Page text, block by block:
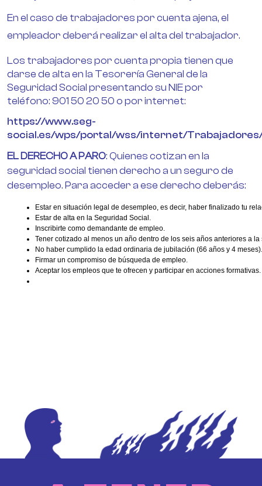
En el caso de trabajadores por cuenta ajena, el
empleador deberá realizar el alta del trabajador.
Los trabajadores por cuenta propia tienen que
darse de alta en la Tesorería General de la
Seguridad Social presentando su NIE por
teléfono: 901 50 20 50 o por internet:
https://www.seg-
social.es/wps/portal/wss/internet/
EL DERECHO A PARO: Quienes cotizan en la
seguridad social tienen derecho a un seguro de
desempleo. Para acceder a ese derecho deberás:
Estar en situación legal de desempleo, es decir, haber finalizado tu
Estar de alta en la Seguridad Social.
Inscribirte como demandante de empleo.
Tener cotizado al menos un año dentro de los seis años anteriores a
No haber cumplido la edad ordinaria de jubilación (66 años y 4 meses).
Firmar un compromiso de búsqueda de empleo.
Aceptar los empleos que te ofrecen y participar en acciones formativas.